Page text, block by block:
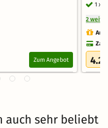
Zum Angebot
1 x
2
4.2
auch sehr beliebt